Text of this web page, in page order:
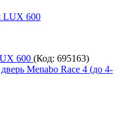
600 (Код: 695163)